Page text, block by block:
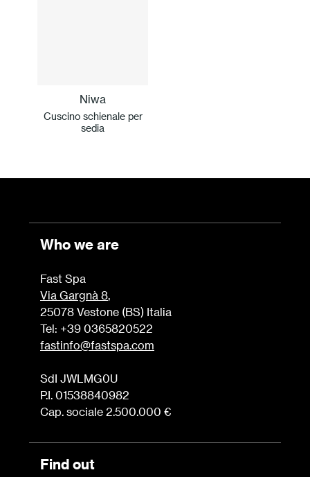
Niwa
Cuscino schienale per
sedia
Who we are
Fast Spa
Via Gargnà 8,
25078 Vestone (BS) Italia
Tel: +39 0365820522
fastinfo@fastspa.com
SdI JWLMG0U
P.I. 01538840982
Cap. sociale 2.500.000 €
Find out